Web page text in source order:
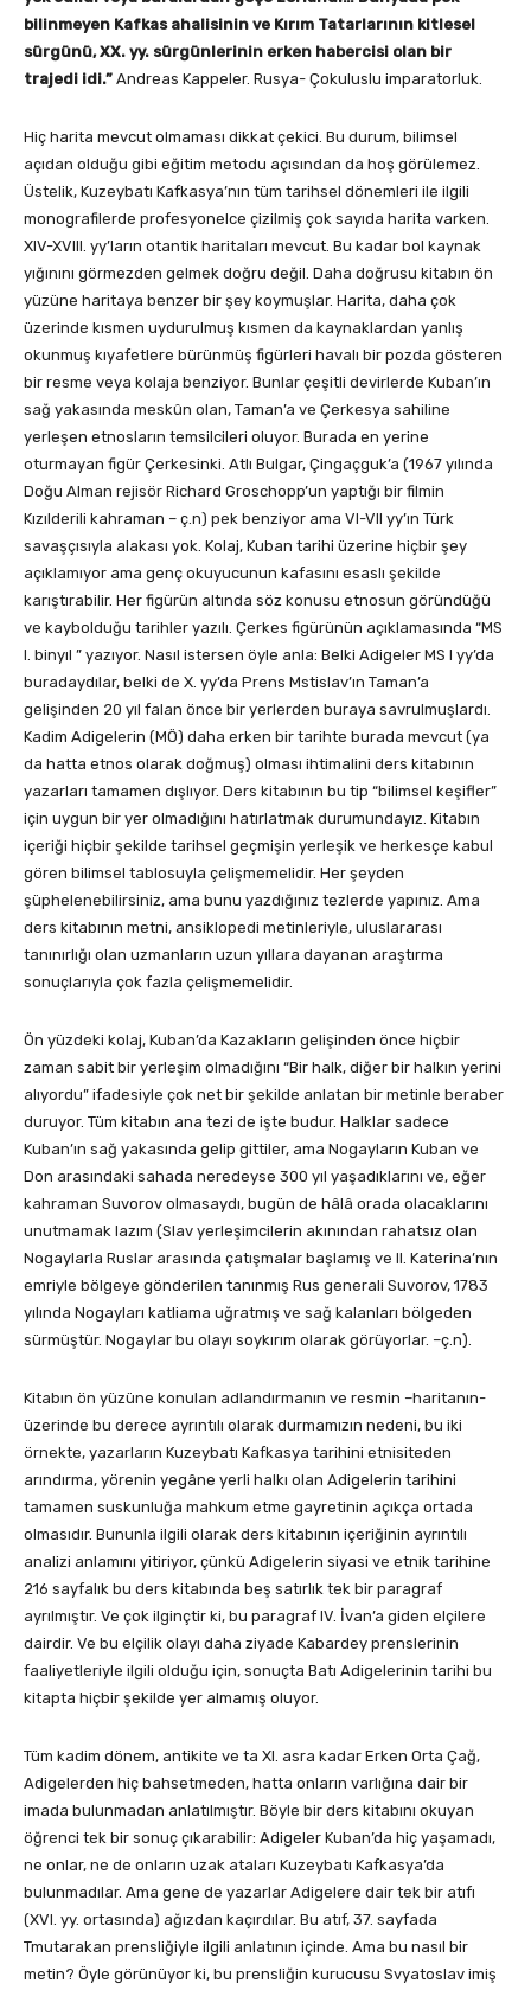
bilinmeyen Kafkas ahalisinin ve Kırım Tatarlarının kitlesel
sürgünü, XX. yy. sürgünlerinin erken habercisi olan bir
trajedi idi.” Andreas Kappeler. Rusya- Çokuluslu imparatorluk.
Hiç harita mevcut olmaması dikkat çekici. Bu durum, bilimsel
açıdan olduğu gibi eğitim metodu açısından da hoş görülemez.
Üstelik, Kuzeybatı Kafkasya’nın tüm tarihsel dönemleri ile ilgili
monografilerde profesyonelce çizilmiş çok sayıda harita varken.
XIV-XVIII. yy’ların otantik haritaları mevcut. Bu kadar bol kaynak
yığınını görmezden gelmek doğru değil. Daha doğrusu kitabın ön
yüzüne haritaya benzer bir şey koymuşlar. Harita, daha çok
üzerinde kısmen uydurulmuş kısmen da kaynaklardan yanlış
okunmuş kıyafetlere bürünmüş figürleri havalı bir pozda gösteren
bir resme veya kolaja benziyor. Bunlar çeşitli devirlerde Kuban’ın
sağ yakasında meskûn olan, Taman’a ve Çerkesya sahiline
yerleşen etnosların temsilcileri oluyor. Burada en yerine
oturmayan figür Çerkesinki. Atlı Bulgar, Çingaçguk’a (1967 yılında
Doğu Alman rejisör Richard Groschopp’un yaptığı bir filmin
Kızılderili kahraman – ç.n) pek benziyor ama VI-VII yy’ın Türk
savaşçısıyla alakası yok. Kolaj, Kuban tarihi üzerine hiçbir şey
açıklamıyor ama genç okuyucunun kafasını esaslı şekilde
karıştırabilir. Her figürün altında söz konusu etnosun göründüğü
ve kaybolduğu tarihler yazılı. Çerkes figürünün açıklamasında “MS
I. binyıl ” yazıyor. Nasıl istersen öyle anla: Belki Adigeler MS I yy’da
buradaydılar, belki de X. yy’da Prens Mstislav’ın Taman’a
gelişinden 20 yıl falan önce bir yerlerden buraya savrulmuşlardı.
Kadim Adigelerin (MÖ) daha erken bir tarihte burada mevcut (ya
da hatta etnos olarak doğmuş) olması ihtimalini ders kitabının
yazarları tamamen dışlıyor. Ders kitabının bu tip “bilimsel keşifler”
için uygun bir yer olmadığını hatırlatmak durumundayız. Kitabın
içeriği hiçbir şekilde tarihsel geçmişin yerleşik ve herkesçe kabul
gören bilimsel tablosuyla çelişmemelidir. Her şeyden
şüphelenebilirsiniz, ama bunu yazdığınız tezlerde yapınız. Ama
ders kitabının metni, ansiklopedi metinleriyle, uluslararası
tanınırlığı olan uzmanların uzun yıllara dayanan araştırma
sonuçlarıyla çok fazla çelişmemelidir.
Ön yüzdeki kolaj, Kuban’da Kazakların gelişinden önce hiçbir
zaman sabit bir yerleşim olmadığını “Bir halk, diğer bir halkın yerini
alıyordu” ifadesiyle çok net bir şekilde anlatan bir metinle beraber
duruyor. Tüm kitabın ana tezi de işte budur. Halklar sadece
Kuban’ın sağ yakasında gelip gittiler, ama Nogayların Kuban ve
Don arasındaki sahada neredeyse 300 yıl yaşadıklarını ve, eğer
kahraman Suvorov olmasaydı, bugün de hâlâ orada olacaklarını
unutmamak lazım (Slav yerleşimcilerin akınından rahatsız olan
Nogaylarla Ruslar arasında çatışmalar başlamış ve II. Katerina’nın
emriyle bölgeye gönderilen tanınmış Rus generali Suvorov, 1783
yılında Nogayları katliama uğratmış ve sağ kalanları bölgeden
sürmüştür. Nogaylar bu olayı soykırım olarak görüyorlar. –ç.n).
Kitabın ön yüzüne konulan adlandırmanın ve resmin –haritanın-
üzerinde bu derece ayrıntılı olarak durmamızın nedeni, bu iki
örnekte, yazarların Kuzeybatı Kafkasya tarihini etnisiteden
arındırma, yörenin yegâne yerli halkı olan Adigelerin tarihini
tamamen suskunluğa mahkum etme gayretinin açıkça ortada
olmasıdır. Bununla ilgili olarak ders kitabının içeriğinin ayrıntılı
analizi anlamını yitiriyor, çünkü Adigelerin siyasi ve etnik tarihine
216 sayfalık bu ders kitabında beş satırlık tek bir paragraf
ayrılmıştır. Ve çok ilginçtir ki, bu paragraf IV. İvan’a giden elçilere
dairdir. Ve bu elçilik olayı daha ziyade Kabardey prenslerinin
faaliyetleriyle ilgili olduğu için, sonuçta Batı Adigelerinin tarihi bu
kitapta hiçbir şekilde yer almamış oluyor.
Tüm kadim dönem, antikite ve ta XI. asra kadar Erken Orta Çağ,
Adigelerden hiç bahsetmeden, hatta onların varlığına dair bir
imada bulunmadan anlatılmıştır. Böyle bir ders kitabını okuyan
öğrenci tek bir sonuç çıkarabilir: Adigeler Kuban’da hiç yaşamadı,
ne onlar, ne de onların uzak ataları Kuzeybatı Kafkasya’da
bulunmadılar. Ama gene de yazarlar Adigelere dair tek bir atıfı
(XVI. yy. ortasında) ağızdan kaçırdılar. Bu atıf, 37. sayfada
Tmutarakan prensliğiyle ilgili anlatının içinde. Ama bu nasıl bir
metin? Öyle görünüyor ki, bu prensliğin kurucusu Svyatoslav imiş